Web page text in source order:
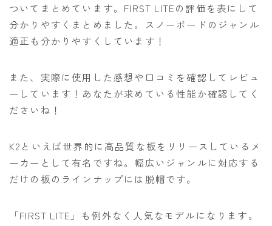
WRXsb
YONEX
BENT METAL
BURTON
FIX
FLOW
K2
ついてまとめています。FIRST LITEの評価を表にして
分かりやすくまとめました。スノーボードのジャンル
適正も分かりやすくしています！
また、実際に使用した感想や口コミを確認してレビュ
ーしています！あなたが求めている性能か確認してく
ださいね！
K2といえば世界的に高品質な板をリリースしているメ
ーカーとして有名ですね。幅広いジャンルに対応する
だけの板のラインナップには脱帽です。
「FIRST LITE」も例外なく人気なモデルになります。